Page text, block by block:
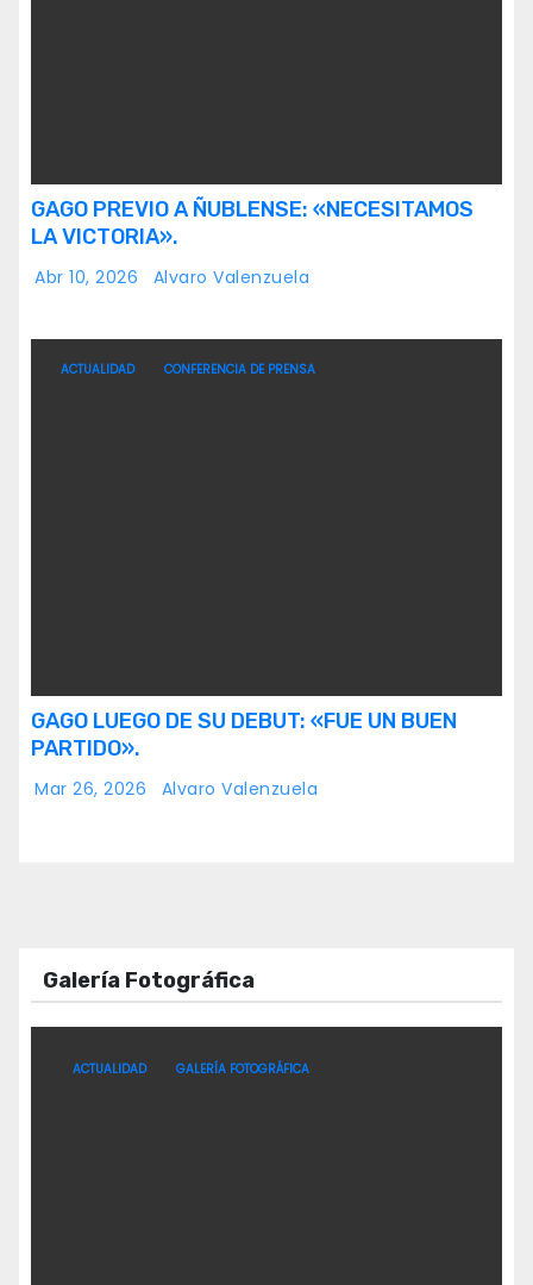
GAGO PREVIO A ÑUBLENSE: «NECESITAMOS
LA VICTORIA».
Abr 10, 2026 Alvaro Valenzuela
ACTUALIDAD CONFERENCIA DE PRENSA
GAGO LUEGO DE SU DEBUT: «FUE UN BUEN
PARTIDO».
Mar 26, 2026 Alvaro Valenzuela
Galería Fotográfica
ACTUALIDAD GALERÍA FOTOGRÁFICA